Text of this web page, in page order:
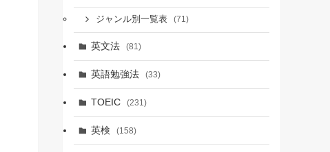
ジャンル別一覧表 (71)
英文法 (81)
英語勉強法 (33)
TOEIC (231)
英検 (158)